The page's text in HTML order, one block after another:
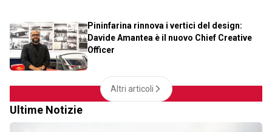
Pininfarina rinnova i vertici del design:
Davide Amantea è il nuovo Chief Creative
Officer
Altri articoli
Ultime Notizie